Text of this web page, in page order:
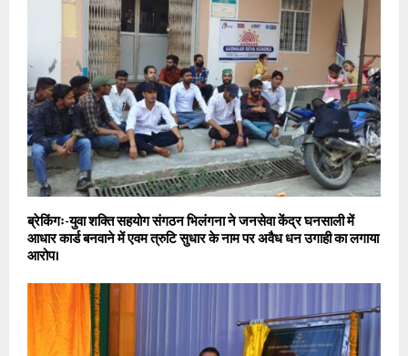
ब्रेकिंगः-युवा शक्ति सहयोग संगठन भिलंगना ने जनसेवा केंद्र घनसाली में
आधार कार्ड बनवाने में एवम त्रुटि सुधार के नाम पर अवैध धन उगाही का लगाया
आरोप।